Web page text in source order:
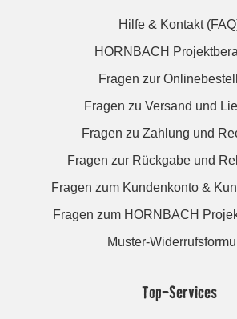
Hilfe & Kontakt
HORNBACH
Fragen zur
Fragen zu Versand und
Fragen zu Zahlung und
Fragen zur Rückgabe und
Fragen zum Kundenkonto &
Fragen zum HORNBACH
Muster-
Top-Services